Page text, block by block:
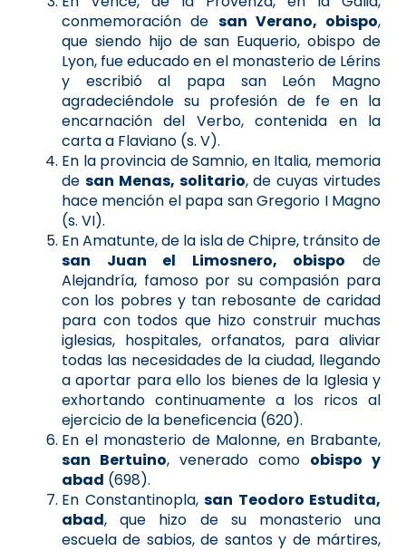
conmemoración de san Verano, obispo,
que siendo hijo de san Euquerio, obispo de
Lyon, fue educado en el monasterio de Lérins
y escribió al papa san León Magno
agradeciéndole su profesión de fe en la
encarnación del Verbo, contenida en la
carta a Flaviano (s. V).
En la provincia de Samnio, en Italia, memoria
de san Menas, solitario, de cuyas virtudes
hace mención el papa san Gregorio I Magno
(s. VI).
En Amatunte, de la isla de Chipre, tránsito de
san Juan el Limosnero, obispo de
Alejandría, famoso por su compasión para
con los pobres y tan rebosante de caridad
para con todos que hizo construir muchas
iglesias, hospitales, orfanatos, para aliviar
todas las necesidades de la ciudad, llegando
a aportar para ello los bienes de la Iglesia y
exhortando continuamente a los ricos al
ejercicio de la beneficencia (620).
En el monasterio de Malonne, en Brabante,
san Bertuino, venerado como obispo y
abad (698).
En Constantinopla, san Teodoro Estudita,
abad, que hizo de su monasterio una
escuela de sabios, de santos y de mártires,